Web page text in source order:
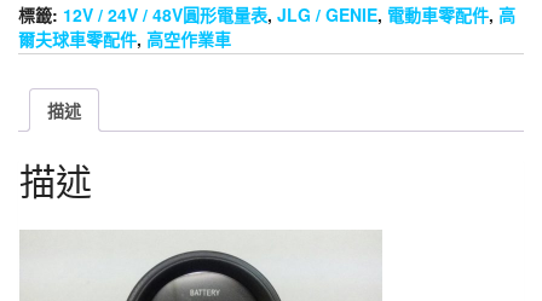
標籤: 12V / 24V / 48V圓形電量表, JLG / GENIE, 電動車零配件, 高
爾夫球車零配件, 高空作業車
描述
描述